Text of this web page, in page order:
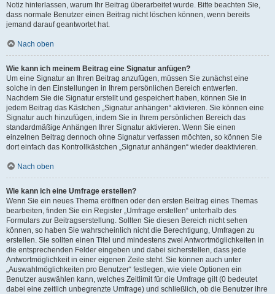
Notiz hinterlassen, warum Ihr Beitrag überarbeitet wurde. Bitte beachten Sie,
dass normale Benutzer einen Beitrag nicht löschen können, wenn bereits
jemand darauf geantwortet hat.
Nach oben
Wie kann ich meinem Beitrag eine Signatur anfügen?
Um eine Signatur an Ihren Beitrag anzufügen, müssen Sie zunächst eine
solche in den Einstellungen in Ihrem persönlichen Bereich entwerfen.
Nachdem Sie die Signatur erstellt und gespeichert haben, können Sie in
jedem Beitrag das Kästchen „Signatur anhängen“ aktivieren. Sie können eine
Signatur auch hinzufügen, indem Sie in Ihrem persönlichen Bereich das
standardmäßige Anhängen Ihrer Signatur aktivieren. Wenn Sie einen
einzelnen Beitrag dennoch ohne Signatur verfassen möchten, so können Sie
dort einfach das Kontrollkästchen „Signatur anhängen“ wieder deaktivieren.
Nach oben
Wie kann ich eine Umfrage erstellen?
Wenn Sie ein neues Thema eröffnen oder den ersten Beitrag eines Themas
bearbeiten, finden Sie ein Register „Umfrage erstellen“ unterhalb des
Formulars zur Beitragserstellung. Sollten Sie diesen Bereich nicht sehen
können, so haben Sie wahrscheinlich nicht die Berechtigung, Umfragen zu
erstellen. Sie sollten einen Titel und mindestens zwei Antwortmöglichkeiten in
die entsprechenden Felder eingeben und dabei sicherstellen, dass jede
Antwortmöglichkeit in einer eigenen Zeile steht. Sie können auch unter
„Auswahlmöglichkeiten pro Benutzer“ festlegen, wie viele Optionen ein
Benutzer auswählen kann, welches Zeitlimit für die Umfrage gilt (0 bedeutet
dabei eine zeitlich unbegrenzte Umfrage) und schließlich, ob die Benutzer ihre